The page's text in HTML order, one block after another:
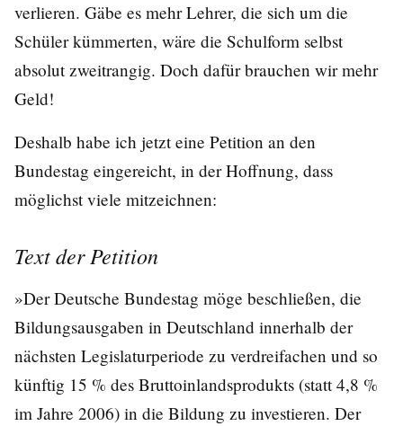
verlieren. Gäbe es mehr Lehrer, die sich um die
Schüler kümmerten, wäre die Schulform selbst
absolut zweitrangig. Doch dafür brauchen wir mehr
Geld!
Deshalb habe ich jetzt eine Petition an den
Bundestag eingereicht, in der Hoffnung, dass
möglichst viele mitzeichnen:
Text der Petition
»Der Deutsche Bundestag möge beschließen, die
Bildungsausgaben in Deutschland innerhalb der
nächsten Legislaturperiode zu verdreifachen und so
künftig 15 % des Bruttoinlandsprodukts (statt 4,8 %
im Jahre 2006) in die Bildung zu investieren. Der